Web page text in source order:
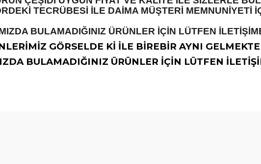
TECRÜBESİ İLE DAİMA MÜŞTERİ MEMNUNİYETİ
BULAMADIĞINIZ ÜRÜNLER İÇİN LÜTFEN
GÖRSELDE Kİ İLE BİREBİR AYNI
BULAMADIĞINIZ ÜRÜNLER İÇİN LÜTFEN